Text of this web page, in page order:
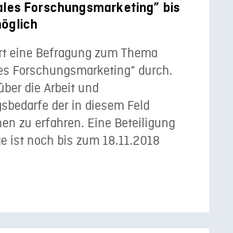
Forschungsmarketing” bis
eine Befragung zum Thema
Forschungsmarketing“ durch.
die Arbeit und
der in diesem Feld
zu erfahren. Eine Beteiligung
ist noch bis zum 18.11.2018